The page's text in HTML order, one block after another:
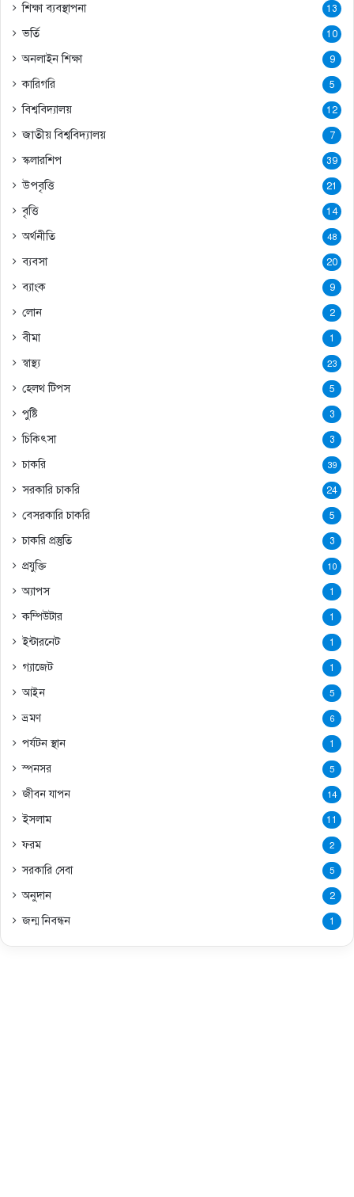
শিক্ষা ব্যবস্থাপনা 13
ভর্তি 10
অনলাইন শিক্ষা 9
কারিগরি 5
বিশ্ববিদ্যালয় 12
জাতীয় বিশ্ববিদ্যালয় 7
স্কলারশিপ 39
উপবৃত্তি 21
বৃত্তি 14
অর্থনীতি 48
ব্যবসা 20
ব্যাংক 9
লোন 2
বীমা 1
স্বাস্থ্য 23
হেলথ টিপস 5
পুষ্টি 3
চিকিৎসা 3
চাকরি 39
সরকারি চাকরি 24
বেসরকারি চাকরি 5
চাকরি প্রস্তুতি 3
প্রযুক্তি 10
অ্যাপস 1
কম্পিউটার 1
ইন্টারনেট 1
গ্যাজেট 1
আইন 5
ভ্রমণ 6
পর্যটন স্থান 1
স্পনসর 5
জীবন যাপন 14
ইসলাম 11
ফরম 2
সরকারি সেবা 5
অনুদান 2
জন্ম নিবন্ধন 1